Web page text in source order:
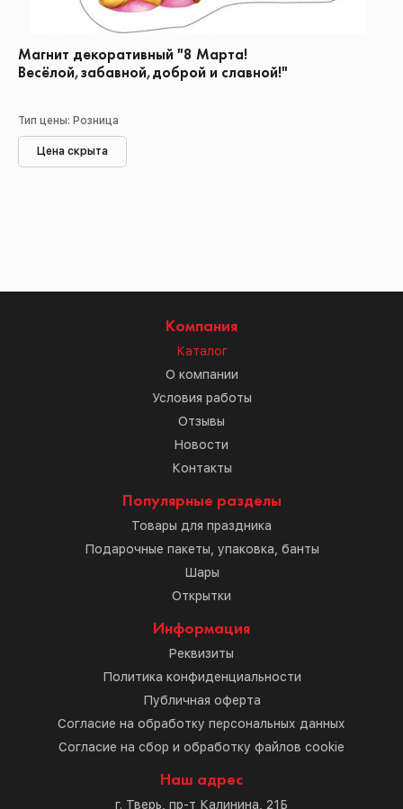
Магнит декоративный "8 Марта!
Весёлой,забавной,доброй и славной!"
Тип цены: Розница
Цена скрыта
Компания
Каталог
О компании
Условия работы
Отзывы
Новости
Контакты
Популярные разделы
Товары для праздника
Подарочные пакеты, упаковка, банты
Шары
Открытки
Информация
Реквизиты
Политика конфиденциальности
Публичная оферта
Согласие на обработку персональных данных
Согласие на сбор и обработку файлов cookie
Наш адрес
г. Тверь, пр-т Калинина, 21Б